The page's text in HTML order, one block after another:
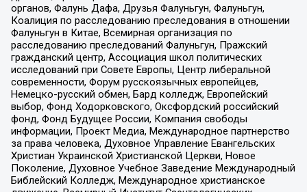
органов, Фалунь Дафа, Друзья Фалуньгун, Фалуньгун,
Коалиция по расследованию преследования в отношении
Фалуньгун в Китае, Всемирная организация по
расследованию преследований Фалуньгун, Пражский
гражданский центр, Ассоциация школ политических
исследований при Совете Европы, Центр либеральной
современности, Форум русскоязычных европейцев,
Немецко-русский обмен, Бард колледж, Европейский
выбор, Фонд Ходорковского, Оксфордский российский
фонд, Фонд Будущее России, Компания свободы
информации, Проект Медиа, Международное партнерство
за права человека, Духовное Управление Евангельских
Христиан Украинской Христианской Церкви, Новое
Поколение, Духовное Учебное Заведение Международный
Библейский Колледж, Международное христианское